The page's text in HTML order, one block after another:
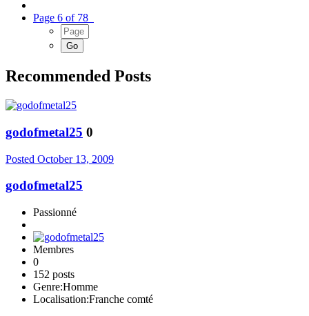
Page 6 of 78
Recommended Posts
godofmetal25 0
Posted October 13, 2009
godofmetal25
Passionné
Membres
0
152 posts
Genre:Homme
Localisation:Franche comté